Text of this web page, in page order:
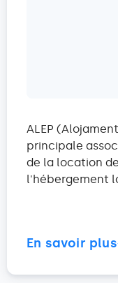
ALEP
principale
de la location
l'hébergement
En savoir plus